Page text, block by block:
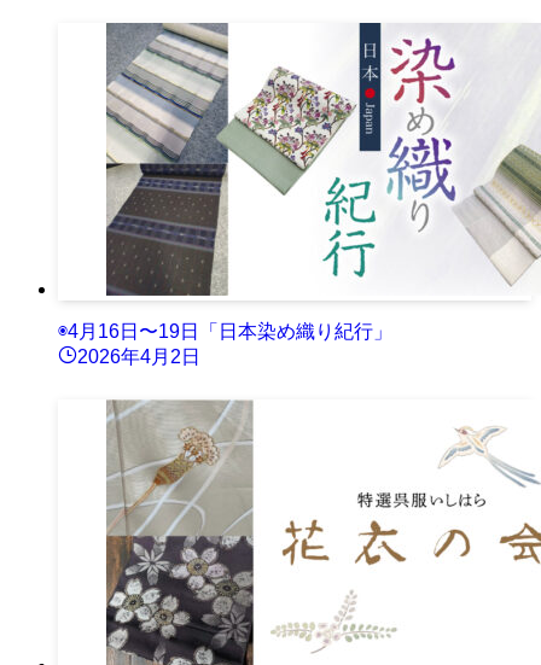
◉4月16日〜19日「日本染め織り紀行」
2026年4月2日